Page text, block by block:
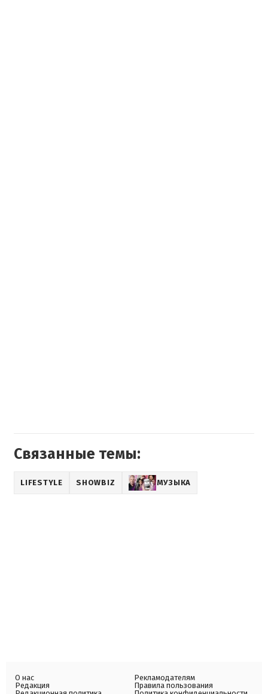
Связанные темы:
LIFESTYLE SHOWBIZ МУЗЫКА
О нас
Редакция
Рекламодателям
Правила пользования